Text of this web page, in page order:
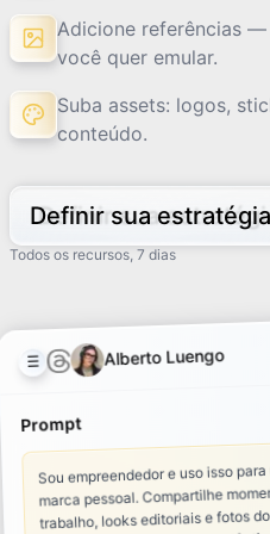
Adicione referências
você quer emular.
Suba assets: logos,
conteúdo.
Definir sua estratégia
Todos os recursos, 7 dias
☰ Alberto Luengo
Prompt
Sou empreendedor e uso isso
marca pessoal. Compartilhe
trabalho, looks editoriais e fotos